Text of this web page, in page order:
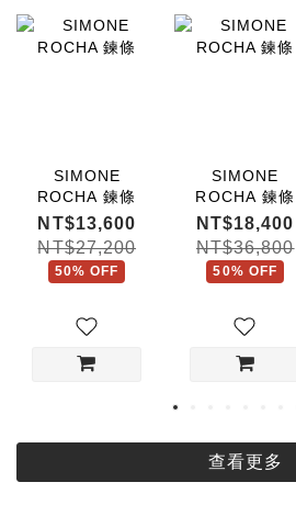
SIMONE
ROCHA 鍊條
NT$13,600
NT$27,200
50% OFF
SIMONE
ROCHA 鍊條
NT$18,400
NT$36,800
50% OFF
查看更多